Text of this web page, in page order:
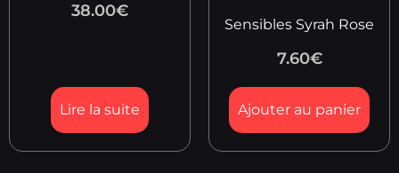
38.00€
Lire la suite
Sensibles Syrah Rose
7.60€
Ajouter au panier